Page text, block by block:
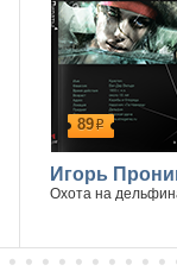
89р
Игорь
Охота на